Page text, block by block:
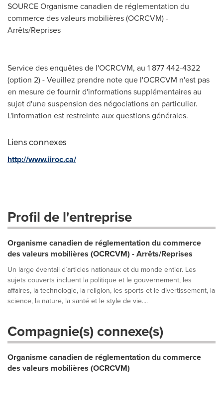
SOURCE Organisme canadien de réglementation du
commerce des valeurs mobilières (OCRCVM) -
Arrêts/Reprises
Service des enquêtes de l'OCRCVM, au 1 877 442-4322
(option 2) - Veuillez prendre note que l'OCRCVM n'est pas
en mesure de fournir d'informations supplémentaires au
sujet d'une suspension des négociations en particulier.
L'information est restreinte aux questions générales.
Liens connexes
http://www.iiroc.ca/
Profil de l'entreprise
Organisme canadien de réglementation du commerce
des valeurs mobilières (OCRCVM) - Arrêts/Reprises
Un large éventail d´articles nationaux et du monde entier. Les
sujets couverts incluent la politique et le gouvernement, les
affaires, la technologie, la religion, les sports et le divertissement, la
science, la nature, la santé et le style de vie....
Compagnie(s) connexe(s)
Organisme canadien de réglementation du commerce
des valeurs mobilières (OCRCVM)